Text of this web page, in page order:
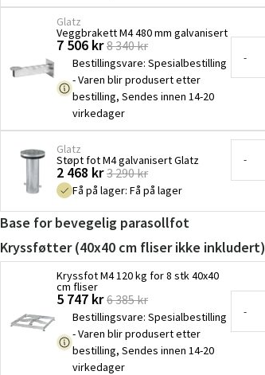
Danmark
Glatz
Veggbrakett M4 480 mm galvanisert
7 506 kr 8 340 kr
Bestillingsvare: Spesialbestilling
- Varen blir produsert etter
bestilling, Sendes innen 14-20
virkedager
-
Glatz
Støpt fot M4 galvanisert Glatz
2 468 kr 3 290 kr
Få på lager: Få på lager
-
Base for bevegelig parasollfot
Kryssføtter (40x40 cm fliser ikke inkludert)
Kryssfot M4 120 kg for 8 stk 40x40
cm fliser
5 747 kr 6 385 kr
Bestillingsvare: Spesialbestilling
- Varen blir produsert etter
bestilling, Sendes innen 14-20
virkedager
-